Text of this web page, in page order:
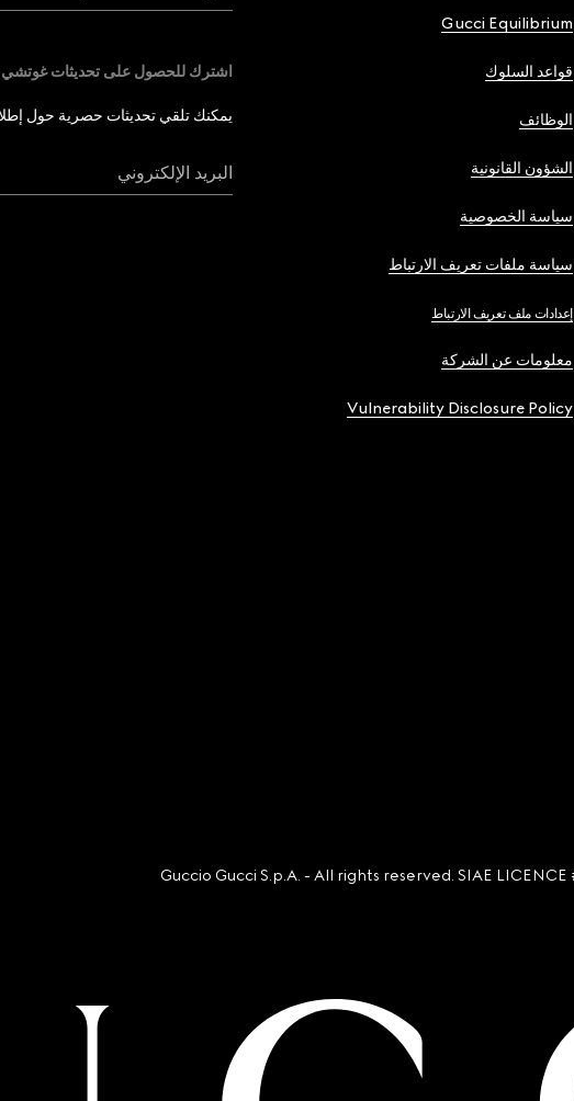
Gucci Equilibrium
قواعد السلوك
الوظائف
الشؤون القانونية
سياسة الخصوصية
سياسة ملفات تعريف الارتباط
إعدادات ملف تعريف الارتباط
معلومات عن الشركة
Vulnerability Disclosure Policy
اشترك للحصول على تحديثات غوتشي
يمكنك تلقي تحديثات حصرية حول
البريد الإلكتروني